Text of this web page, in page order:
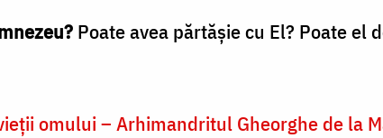
Poate avea părtăşie cu El? Poate el
omului – Arhimandritul Gheorghe de la